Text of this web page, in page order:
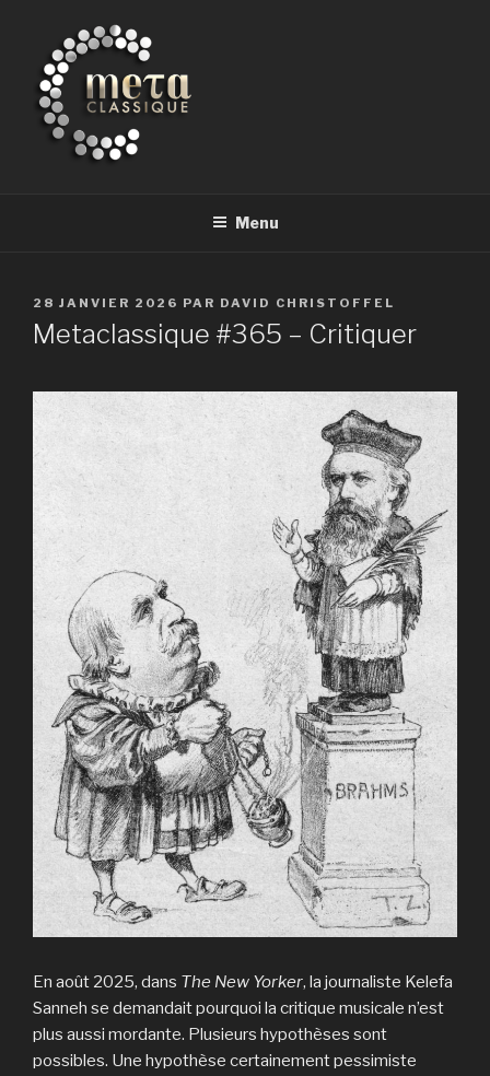
contenu
principal
Menu
PUBLIÉ
LE
28 JANVIER 2026 PAR DAVID CHRISTOFFEL
Metaclassique #365 – Critiquer
En août 2025, dans The New Yorker, la journaliste Kelefa
Sanneh se demandait pourquoi la critique musicale n’est
plus aussi mordante. Plusieurs hypothèses sont
possibles. Une hypothèse certainement pessimiste